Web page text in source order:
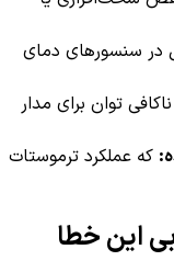
در سنسورهای دمای
توان برای مدار
که عملکرد ترموستات
این خطا